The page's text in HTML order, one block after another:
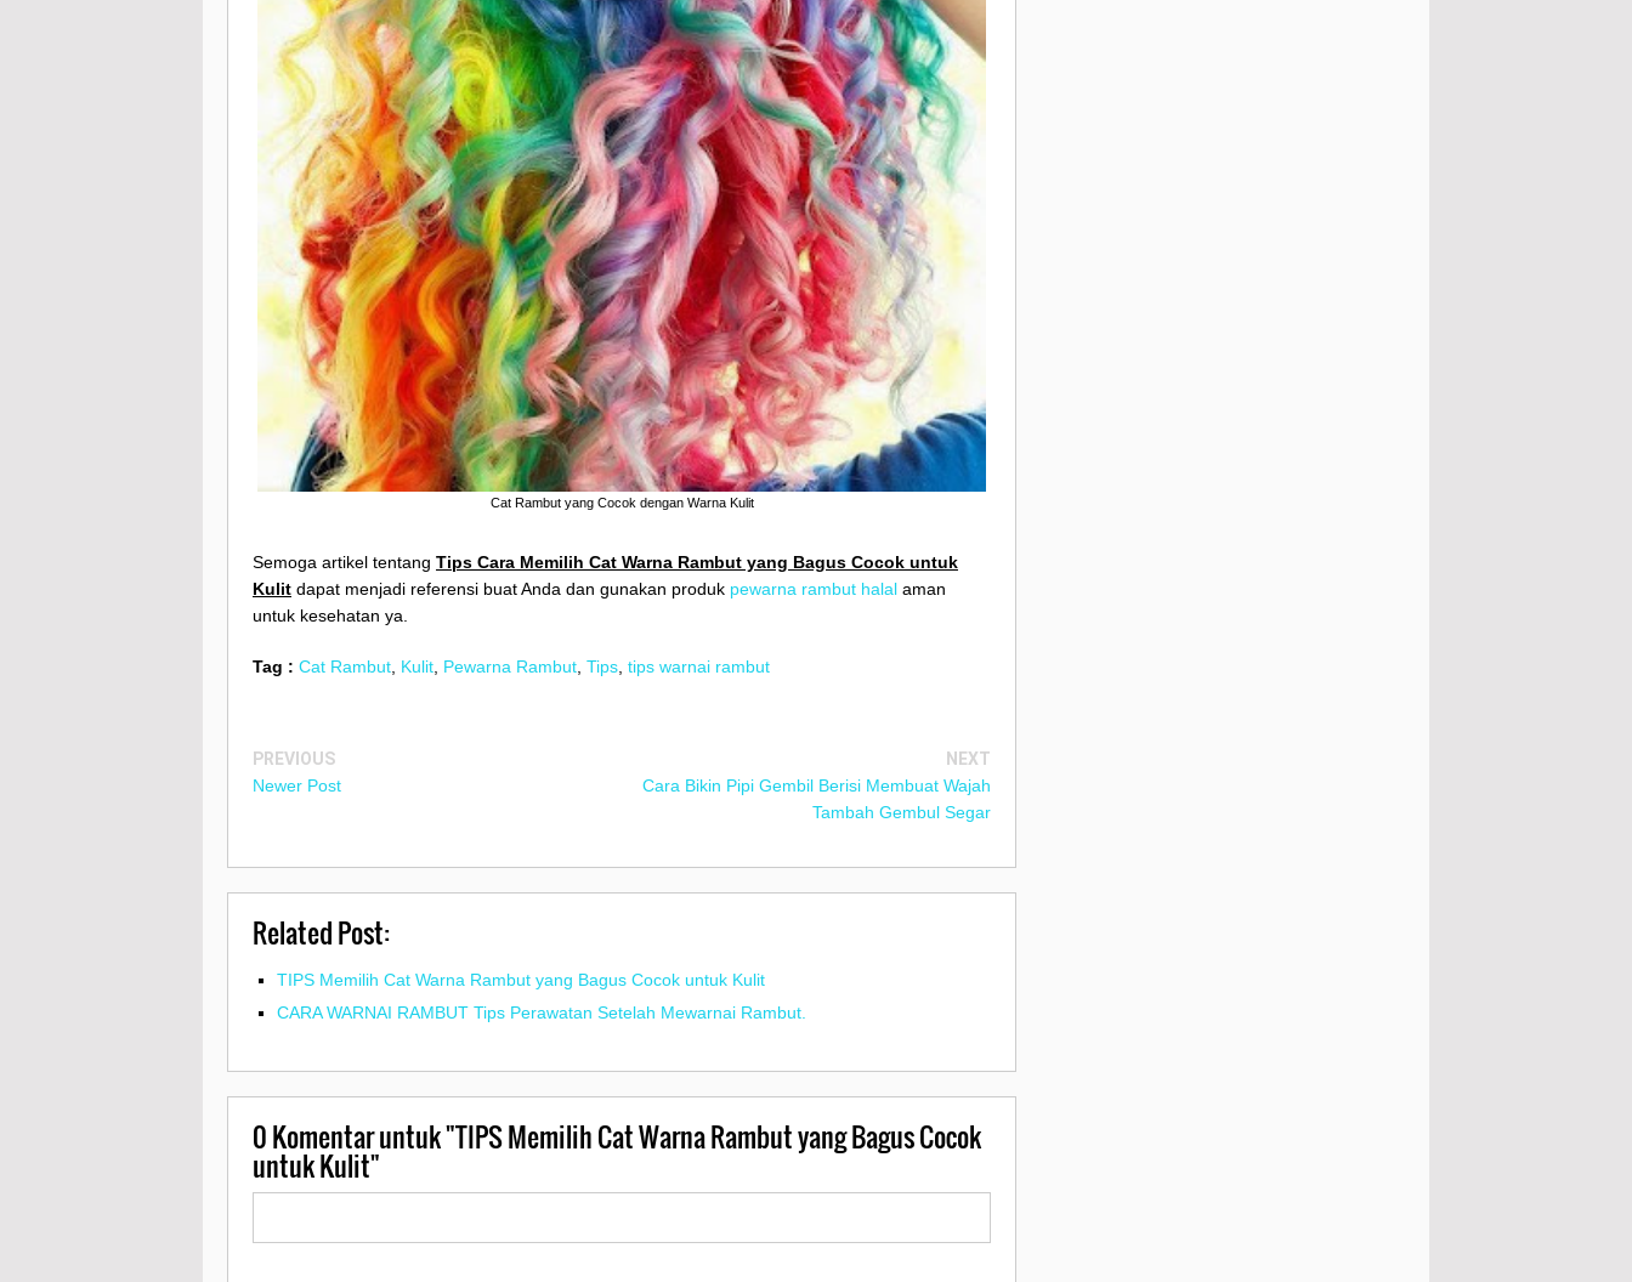
Cat Rambut yang Cocok dengan Warna Kulit
Semoga artikel tentang Tips Cara Memilih Cat Warna Rambut yang Bagus Cocok untuk
Kulit dapat menjadi referensi buat Anda dan gunakan produk pewarna rambut halal aman
untuk kesehatan ya.
Tag : Cat Rambut Kulit Pewarna Rambut Tips tips warnai rambut
PREVIOUS
Newer Post
NEXT
Cara Bikin Pipi Gembil Berisi Membuat Wajah
Tambah Gembul Segar
Related Post:
TIPS Memilih Cat Warna Rambut yang Bagus Cocok untuk Kulit
CARA WARNAI RAMBUT Tips Perawatan Setelah Mewarnai Rambut.
0Komentar untuk "TIPS Memilih Cat Warna Rambut yang Bagus Cocok
untuk Kulit"